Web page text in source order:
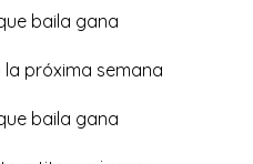
baila gana
la próxima semana
baila gana